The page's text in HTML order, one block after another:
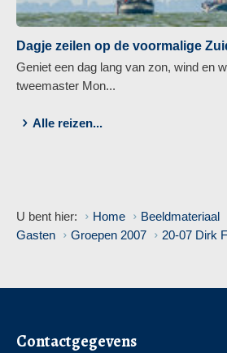
Alle reizen...
Dagje zeilen op de voormalige
Geniet een dag lang van zon, wind en
tweemaster Mon...
U bent hier: Home Beeldmateriaal
Gasten
Groepen 2007 20-07 Dirk
Contactgegevens